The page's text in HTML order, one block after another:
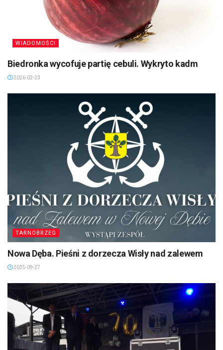
WIADOMOŚCI
Biedronka wycofuje partię cebuli. Wykryto kadm
2026-02-23
TARNOBRZEG
Nowa Dęba. Pieśni z dorzecza Wisły nad zalewem
2025-09-27